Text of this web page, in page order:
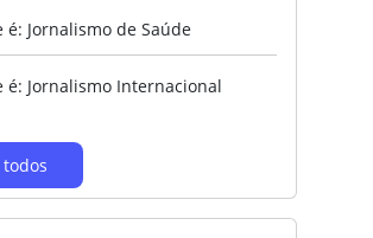
é: Jornalismo de Saúde
é: Jornalismo Internacional
todos